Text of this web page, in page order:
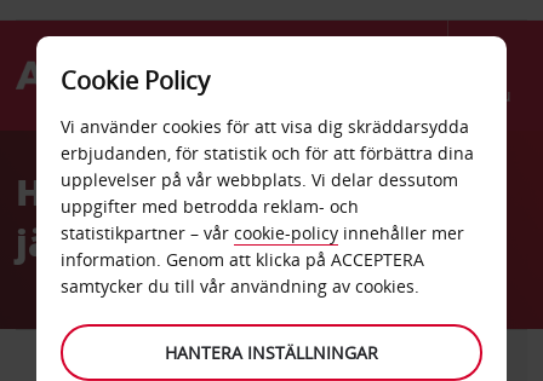
Menu
AvisHyra bil Lyon Part Dieu
järnvägsstation
SKÅPBIL
Cookie Policy
Vi använder cookies för att visa dig skräddarsydda
erbjudanden, för statistik och för att förbättra dina
upplevelser på vår webbplats. Vi delar dessutom
uppgifter med betrodda reklam- och
statistikpartner – vår cookie-policy innehåller mer
information. Genom att klicka på ACCEPTERA
samtycker du till vår användning av cookies.
HANTERA INSTÄLLNINGAR